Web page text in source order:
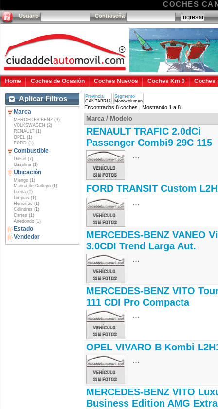
COCHES
Usuario Contraseña
Home Coches de Ocasión Coches Nuevos Coches Km 0 Coches
Aplicar Filtros
Marca
MERCEDES-BENZ (3)
VOLKSWAGEN (2)
RENAULT (1)
OPEL (1)
FORD (1)
Combustible
Diesel (7)
Gasolina (1)
Ubicación
Miengo (1)
Marina de Cudeyo (1)
Luena (1)
Limpias (1)
Herrerías (1)
Colindres (1)
Cartes (1)
Arredondo (1)
Estado
Vendedor
Provincia
CANTABRIA
Segmento
Monovolumen
Encontrados 8 coches | Mostrando 1 a 8
Marca / Modelo
RENAULT TRAFIC 2.0dCi
Passenger Combi9 29C 115
...
FORD TRANSIT Custom
...
MERCEDES-BENZ VANEO
3.0CDI Trend Larga Aut.
...
MERCEDES-BENZ VITO
111 CDI Pro Compacta
...
OPEL VIVARO B Kombi
...
MERCEDES-BENZ VITO
Business Edition AMG